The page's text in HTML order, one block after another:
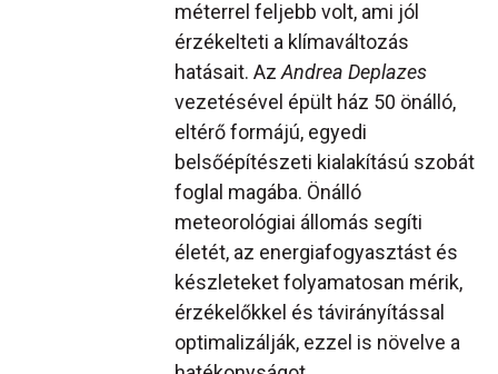
méterrel feljebb volt, ami jól
érzékelteti a klímaváltozás
hatásait. AzAndrea Deplazes
vezetésével épült ház 50 önálló,
eltérő formájú, egyedi
belsőépítészeti kialakítású szobát
foglal magába. Önálló
meteorológiai állomás segíti
életét, az energiafogyasztást és
készleteket folyamatosan mérik,
érzékelőkkel és távirányítással
optimalizálják, ezzel is növelve a